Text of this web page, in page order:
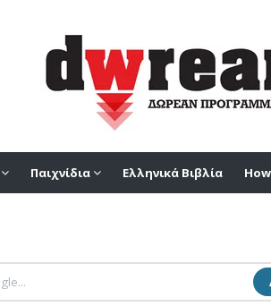
Παιχνίδια Ελληνικά Βιβλία